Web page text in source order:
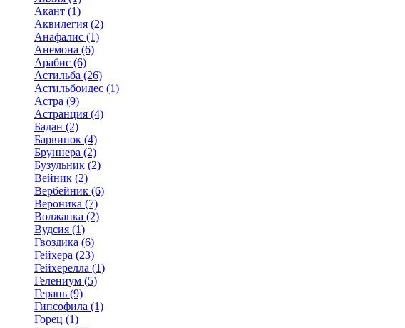
Акант (1)
Аквилегия (2)
Анафалис (1)
Анемона (6)
Арабис (6)
Астильба (26)
Астильбоидес (1)
Астра (9)
Астранция (4)
Бадан (2)
Барвинок (4)
Бруннера (2)
Бузульник (2)
Вейник (2)
Вербейник (6)
Вероника (7)
Волжанка (2)
Вудсия (1)
Гвоздика (6)
Гейхера (23)
Гейхерелла (1)
Гелениум (5)
Герань (9)
Гипсофила (1)
Горец (1)